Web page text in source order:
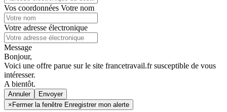
Vos coordonnées Votre nom
Votre adresse électronique
Message
Bonjour,
Voici une offre parue sur le site francetravail.fr susceptible de vous
intéresser.
A bientôt.
Annuler
× Fermer la fenêtre Enregistrer mon alerte